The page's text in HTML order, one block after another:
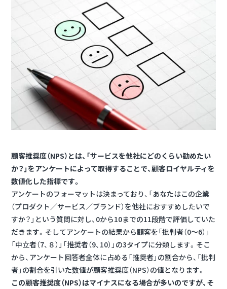
顧客推奨度（NPS）とは、「サービスを他社にどのくらい勧めたい
か？」をアンケートによって取得することで、顧客ロイヤルティを
数値化した指標です。
アンケートのフォーマットは決まっており、「あなたはこの企業
（プロダクト／サービス／ブランド）を他社におすすめしたいで
すか？」という質問に対し、0から10までの11段階で評価していた
だきます。そしてアンケートの結果から顧客を「批判者（0〜6）」
「中立者（7、８）」「推奨者（9、10）」の3タイプに分類します。そこ
から、アンケート回答者全体に占める「推奨者」の割合から、「批判
者」の割合を引いた数値が顧客推奨度（NPS）の値となります。
この顧客推奨度（NPS）はマイナスになる場合が多いのですが、そ